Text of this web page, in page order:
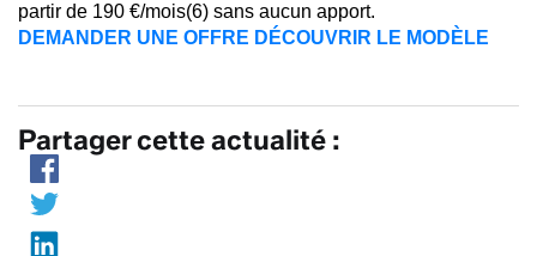
partir de 190 €/mois(6) sans aucun apport.
DEMANDER UNE OFFRE DÉCOUVRIR LE MODÈLE
Partager cette actualité :